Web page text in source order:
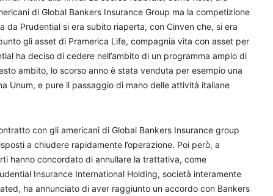
di Global Bankers Insurance Group ma la competizione
da Prudential si era subito riaperta, con Cinven che, si era
gli asset di Pramerica Life, compagnia vita con asset per
ha deciso di cedere nell’ambito di un programma ampio di
ambito, lo scorso anno è stata venduta per esempio una
Unum, e pure il passaggio di mano delle attività italiane
con gli americani di Global Bankers Insurance group
a chiudere rapidamente l’operazione. Poi però, a
hanno concordato di annullare la trattativa, come
Insurance International Holding, società interamente
ha annunciato di aver raggiunto un accordo con Bankers